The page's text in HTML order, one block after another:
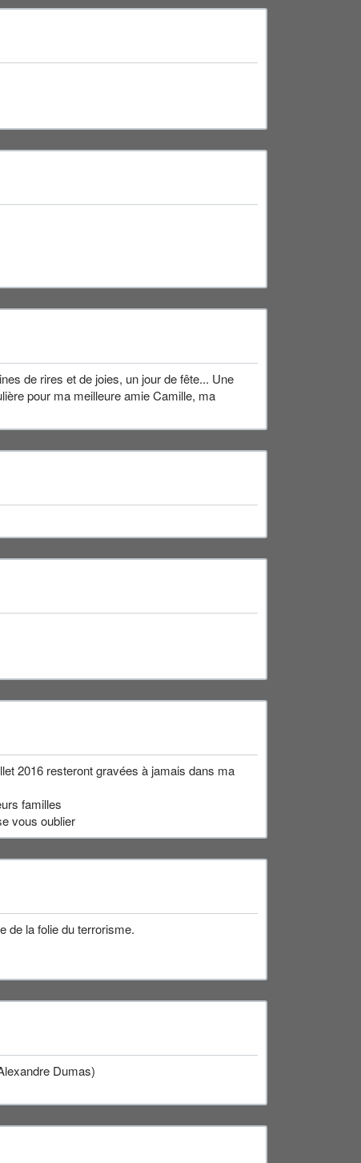
de rires et de joies, un jour de fête... Une
pour ma meilleure amie Camille, ma
2016 resteront gravées à jamais dans ma
familles
vous oublier
de la folie du terrorisme.
Dumas)